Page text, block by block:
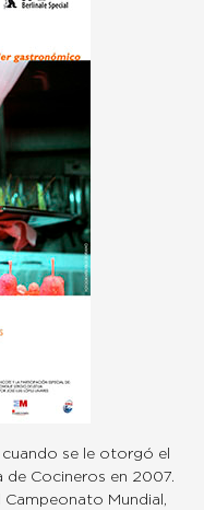
se le otorgó el
de Cocineros en 2007.
Mundial,